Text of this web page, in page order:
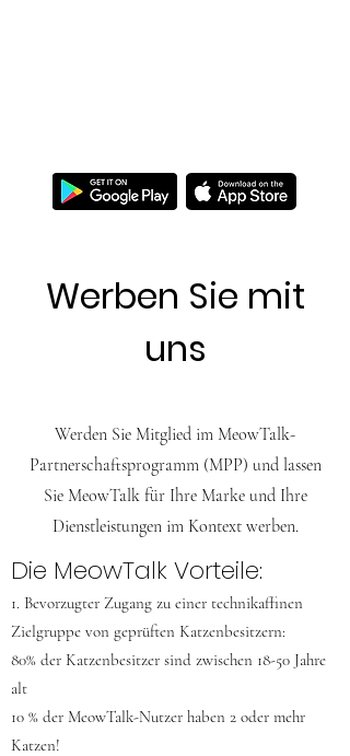
Werben Sie mit
uns
Werden Sie Mitglied im MeowTalk-
Partnerschaftsprogramm (MPP) und lassen
Sie MeowTalk für Ihre Marke und Ihre
Dienstleistungen im Kontext werben.
Die MeowTalk Vorteile:
1. Bevorzugter Zugang zu einer technikaffinen
Zielgruppe von geprüften Katzenbesitzern:
80% der Katzenbesitzer sind zwischen 18-50 Jahre
alt
10 % der MeowTalk-Nutzer haben 2 oder mehr
Katzen!